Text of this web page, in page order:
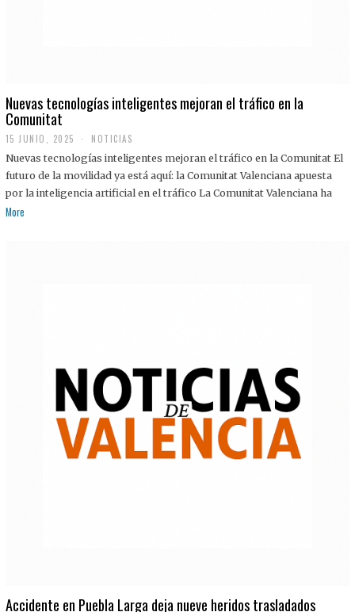
Nuevas tecnologías inteligentes mejoran el tráfico en la
Comunitat
15 JUNIO, 2025 NOTICIAS
Nuevas tecnologías inteligentes mejoran el tráfico en la Comunitat El
futuro de la movilidad ya está aquí: la Comunitat Valenciana apuesta
por la inteligencia artificial en el tráfico La Comunitat Valenciana ha
More
Accidente en Puebla Larga deja nueve heridos trasladados